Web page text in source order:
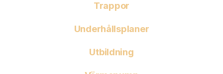
Trappor
Underhållsplaner
Utbildning